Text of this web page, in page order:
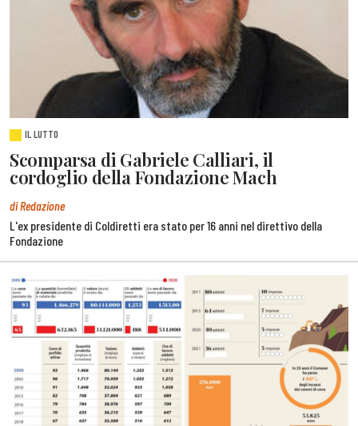
IL LUTTO
Scomparsa di Gabriele Calliari, il
cordoglio della Fondazione Mach
di Redazione
L'ex presidente di Coldiretti era stato per 16 anni nel direttivo della
Fondazione